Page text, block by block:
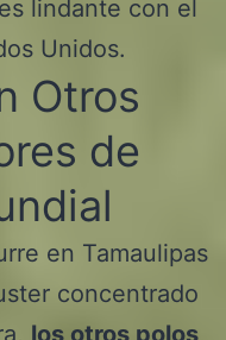
lindante con el
Unidos.
Otros
de
en Tamaulipas
concentrado
los otros polos